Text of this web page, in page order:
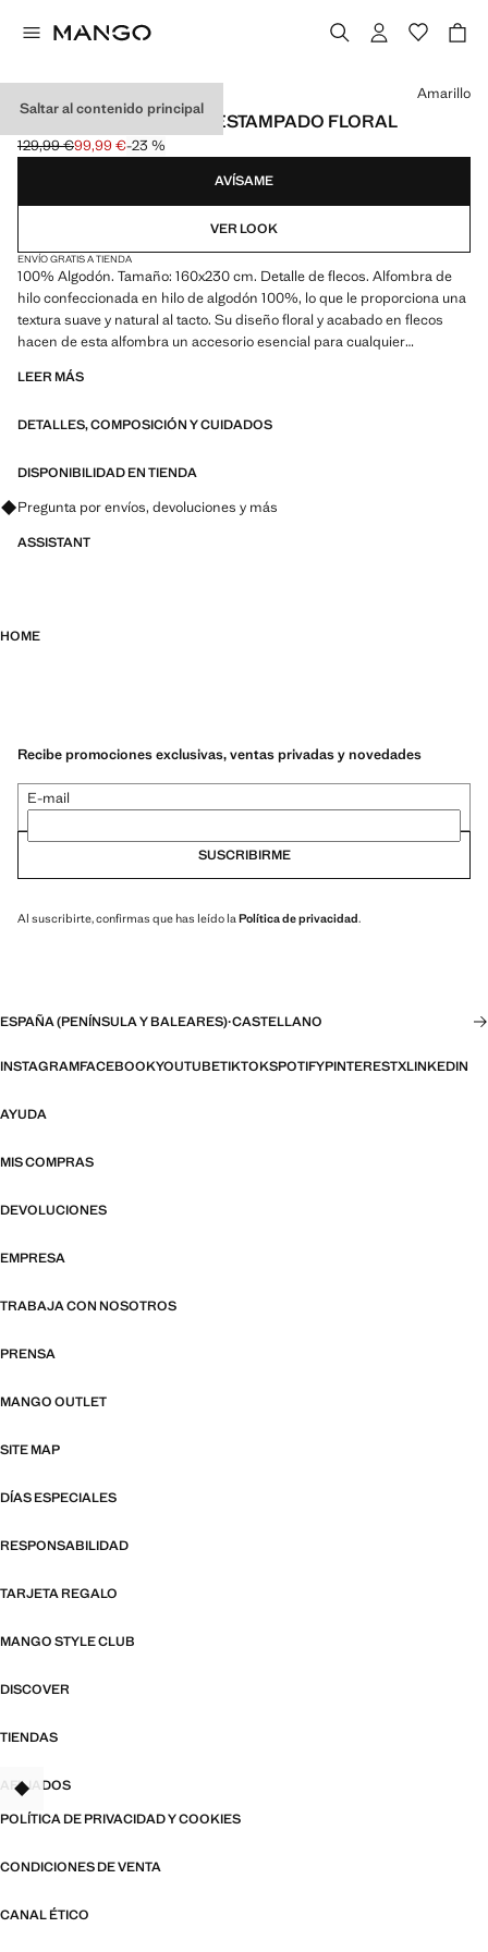
Saltar al contenido principal
ALFOMBRA ALGODÓN ESTAMPADO FLORAL
Precio inicial tachado [129,99 € ]
129,99 €
Precio actual [99,99 € ]
99,99 €-23 %
Selecciona un color
Amarillo
AVÍSAME
VER LOOK
ENVÍO GRATIS A TIENDA
100% Algodón. Tamaño: 160x230 cm. Detalle de flecos. Alfombra de
hilo confeccionada en hilo de algodón 100%, lo que le proporciona una
textura suave y natural al tacto. Su diseño floral y acabado en flecos
hacen de esta alfombra un accesorio esencial para cualquier
rebajas
LEER MÁS
DETALLES, COMPOSICIÓN Y CUIDADOS
DISPONIBILIDAD EN TIENDA
Pregunta por envíos, devoluciones y más
ASSISTANT
HOME
Recibe promociones exclusivas, ventas privadas y novedades
E-mail
SUSCRIBIRME
Al suscribirte, confirmas que has leído la Política de privacidad.
ESPAÑA (PENÍNSULA Y BALEARES)·CASTELLANO
INSTAGRAMFACEBOOKYOUTUBETIKTOKSPOTIFYPINTERESTXLINKEDIN
AYUDA
MIS COMPRAS
DEVOLUCIONES
EMPRESA
TRABAJA CON NOSOTROS
PRENSA
MANGO OUTLET
SITE MAP
DÍAS ESPECIALES
RESPONSABILIDAD
TARJETA REGALO
MANGO STYLE CLUB
DISCOVER
TIENDAS
AFILIADOS
POLÍTICA DE PRIVACIDAD Y COOKIES
CONDICIONES DE VENTA
CANAL ÉTICO